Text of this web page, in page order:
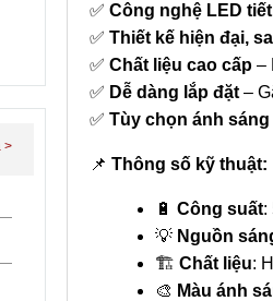
✅ Công nghệ LED
✅ Thiết kế hiện đại,
✅ Chất liệu cao cấp–
✅ Dễ dàng lắp đặt–
✅ Tùy chọn ánh sáng
📌 Thông số kỹ thuật:
🔋 Công suất:
💡 Nguồn
🏗 Chất liệu:
🎨 Màu ánh